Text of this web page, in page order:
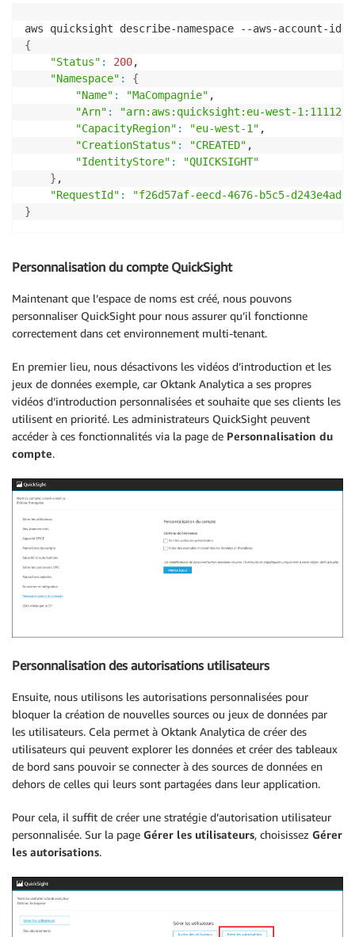
aws quicksight describe-namespace --aws-account-id
{
"Status" : 200,
"Namespace" :
{
"Name" : "MaCompagnie" ,
"Arn" :
"arn:aws:quicksight:eu-west-
"CapacityRegion" : "eu-west-1" ,
"CreationStatus" : "CREATED" ,
"IdentityStore" :
"QUICKSIGHT"
} ,
"RequestId" :
"f26d57af-eecd-4676-b5c5-
}
Personnalisation du compte QuickSight
Maintenant que l’espace de noms est créé, nous pouvons
personnaliser QuickSight pour nous assurer qu’il fonctionne
correctement dans cet environnement multi-tenant.
En premier lieu, nous désactivons les vidéos d’introduction et les
jeux de données exemple, car Oktank Analytica a ses propres
vidéos d’introduction personnalisées et souhaite que ses clients les
utilisent en priorité. Les administrateurs QuickSight peuvent
accéder à ces fonctionnalités via la page de Personnalisation du
compte.
Personnalisation des autorisations utilisateurs
Ensuite, nous utilisons les autorisations personnalisées pour
bloquer la création de nouvelles sources ou jeux de données par
les utilisateurs. Cela permet à Oktank Analytica de créer des
utilisateurs qui peuvent explorer les données et créer des tableaux
de bord sans pouvoir se connecter à des sources de données en
dehors de celles qui leurs sont partagées dans leur application.
Pour cela, il suffit de créer une stratégie d’autorisation utilisateur
personnalisée. Sur la page Gérer les utilisateurs, choisissez Gérer
les autorisations.